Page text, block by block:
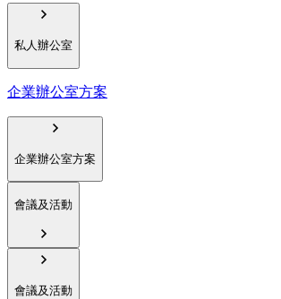
私人辦公室
企業辦公室方案
企業辦公室方案
會議及活動
會議及活動